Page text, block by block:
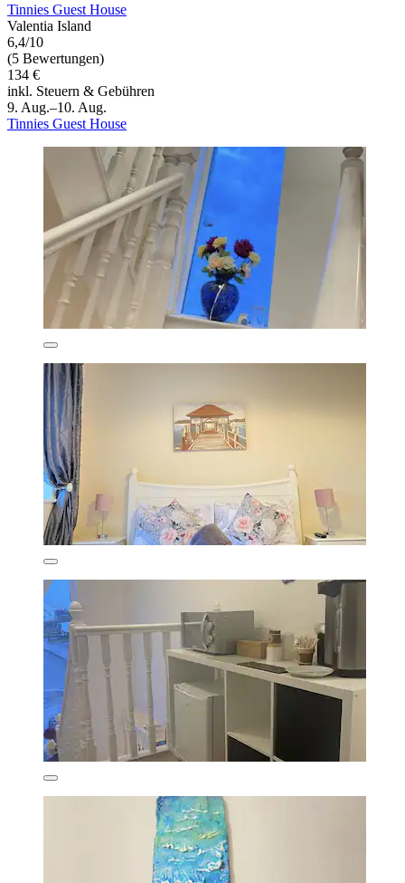
Tinnies Guest House
Valentia Island
6,4/10
(5 Bewertungen)
134 €
inkl. Steuern & Gebühren
9. Aug.–10. Aug.
Tinnies Guest House